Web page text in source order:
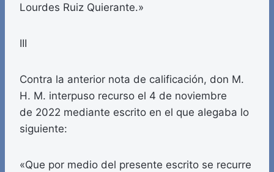
Lourdes Ruiz Quierante.»
III
Contra la anterior nota de calificación, don M.
H. M. interpuso recurso el 4 de noviembre
de 2022 mediante escrito en el que alegaba lo
siguiente:
«Que por medio del presente escrito se recurre